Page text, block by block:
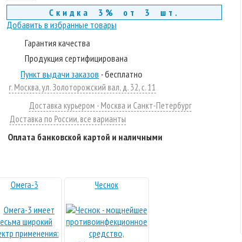
Скидка 3% от 3 шт.
Добавить в избранные товары
Гарантия качества
Продукция сертифицирована
Пункт выдачи заказов - бесплатно
г. Москва, ул. Золоторожский вал, д. 32, с. 11
Доставка курьером - Москва и Санкт-Петербург
Доставка по России, все варианты
Оплата банковской картой и наличными
Омега-3 Чеснок